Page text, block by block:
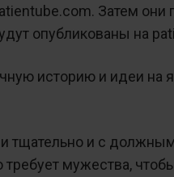
Затем они
опубликованы на
историю и идеи на
тщательно и с
мужества,